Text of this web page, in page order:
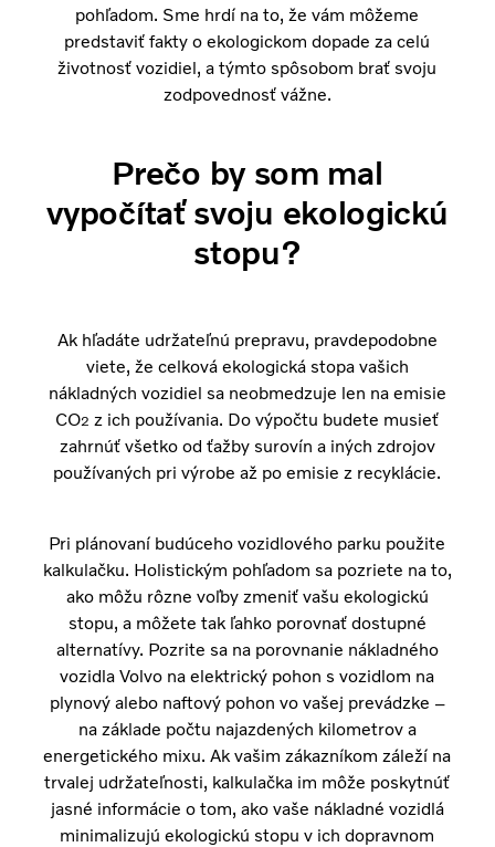
pohľadom. Sme hrdí na to, že vám môžeme
predstaviť fakty o ekologickom dopade za celú
životnosť vozidiel, a týmto spôsobom brať svoju
zodpovednosť vážne.
Prečo by som mal
vypočítať svoju ekologickú
stopu?
Ak hľadáte udržateľnú prepravu, pravdepodobne
viete, že celková ekologická stopa vašich
nákladných vozidiel sa neobmedzuje len na emisie
CO2 z ich používania. Do výpočtu budete musieť
zahrnúť všetko od ťažby surovín a iných zdrojov
používaných pri výrobe až po emisie z recyklácie.
Pri plánovaní budúceho vozidlového parku použite
kalkulačku. Holistickým pohľadom sa pozriete na to,
ako môžu rôzne voľby zmeniť vašu ekologickú
stopu, a môžete tak ľahko porovnať dostupné
alternatívy. Pozrite sa na porovnanie nákladného
vozidla Volvo na elektrický pohon s vozidlom na
plynový alebo naftový pohon vo vašej prevádzke –
na základe počtu najazdených kilometrov a
energetického mixu. Ak vašim zákazníkom záleží na
trvalej udržateľnosti, kalkulačka im môže poskytnúť
jasné informácie o tom, ako vaše nákladné vozidlá
minimalizujú ekologickú stopu v ich dopravnom